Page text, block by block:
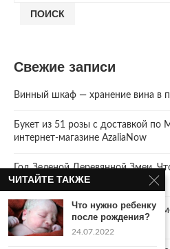
ПОИСК
Свежие записи
Винный шкаф — хранение вина в
Букет из 51 розы с доставкой по
интернет-магазине AzaliaNow
Год Зеленой Деревянной Змеи.
встречать 2025 Новый год.
2025 год. Где и как правильно
Деревянной Змеи
ЧИТАЙТЕ ТАКЖЕ
Что нужно ребенку
после рождения?
24.07.2022